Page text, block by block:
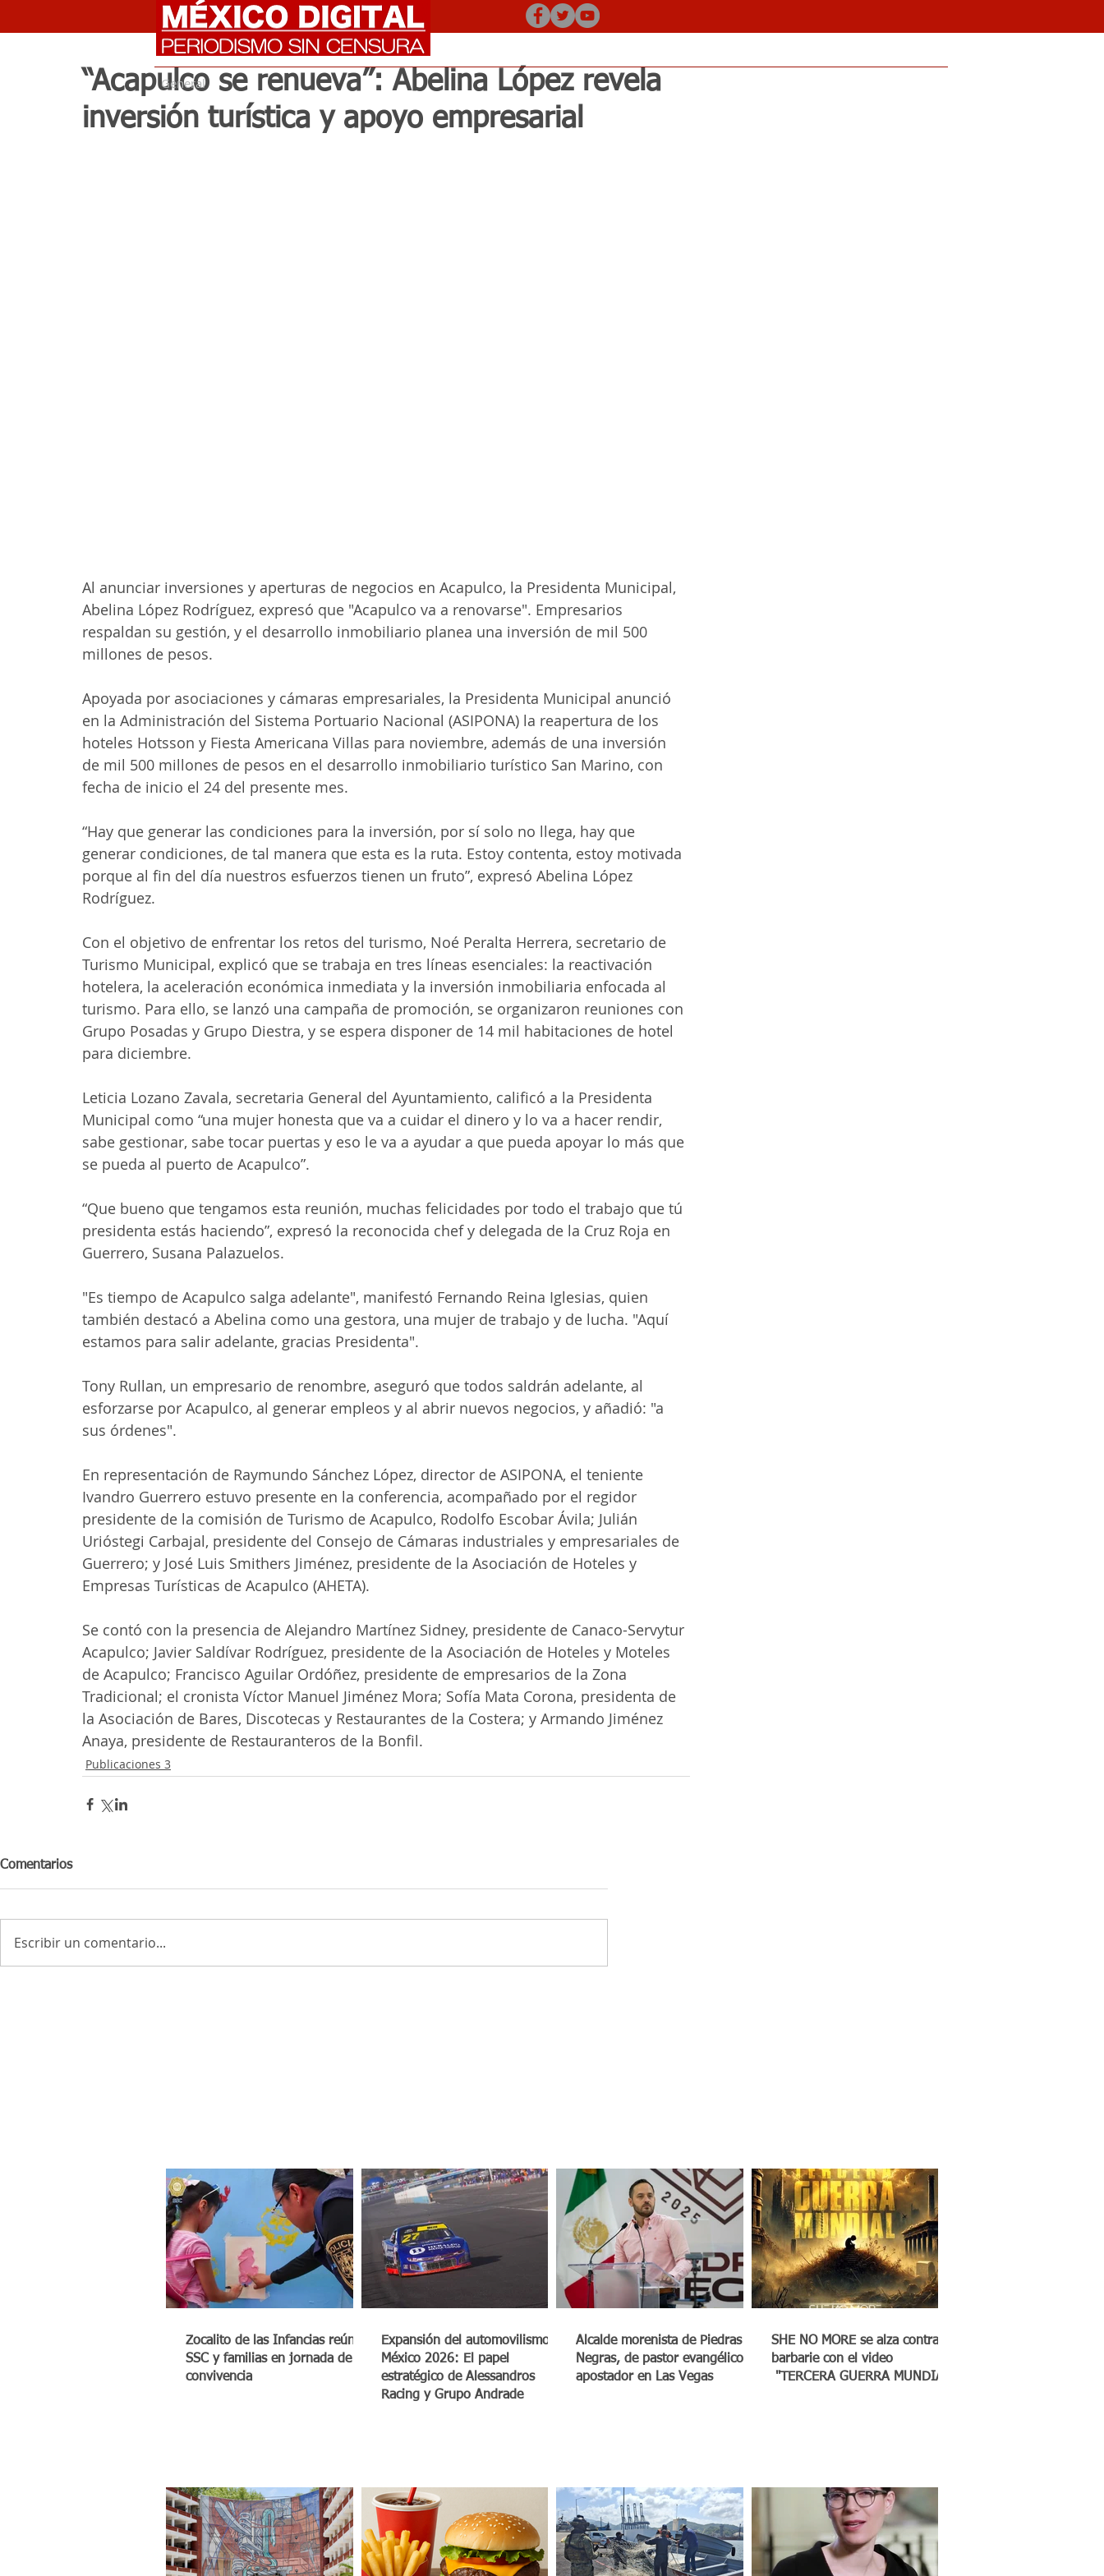
General
“Acapulco se renueva”: Abelina López revela
inversión turística y apoyo empresarial
Al anunciar inversiones y aperturas de negocios en Acapulco, la Presidenta Municipal,
Abelina López Rodríguez, expresó que "Acapulco va a renovarse". Empresarios
respaldan su gestión, y el desarrollo inmobiliario planea una inversión de mil 500
millones de pesos.
Apoyada por asociaciones y cámaras empresariales, la Presidenta Municipal anunció
en la Administración del Sistema Portuario Nacional (ASIPONA) la reapertura de los
hoteles Hotsson y Fiesta Americana Villas para noviembre, además de una inversión
de mil 500 millones de pesos en el desarrollo inmobiliario turístico San Marino, con
fecha de inicio el 24 del presente mes.
“Hay que generar las condiciones para la inversión, por sí solo no llega, hay que
generar condiciones, de tal manera que esta es la ruta. Estoy contenta, estoy motivada
porque al fin del día nuestros esfuerzos tienen un fruto”, expresó Abelina López
Rodríguez.
Con el objetivo de enfrentar los retos del turismo, Noé Peralta Herrera, secretario de
Turismo Municipal, explicó que se trabaja en tres líneas esenciales: la reactivación
hotelera, la aceleración económica inmediata y la inversión inmobiliaria enfocada al
turismo. Para ello, se lanzó una campaña de promoción, se organizaron reuniones con
Grupo Posadas y Grupo Diestra, y se espera disponer de 14 mil habitaciones de hotel
para diciembre.
Leticia Lozano Zavala, secretaria General del Ayuntamiento, calificó a la Presidenta
Municipal como “una mujer honesta que va a cuidar el dinero y lo va a hacer rendir,
sabe gestionar, sabe tocar puertas y eso le va a ayudar a que pueda apoyar lo más que
se pueda al puerto de Acapulco”.
“Que bueno que tengamos esta reunión, muchas felicidades por todo el trabajo que tú
presidenta estás haciendo”, expresó la reconocida chef y delegada de la Cruz Roja en
Guerrero, Susana Palazuelos.
"Es tiempo de Acapulco salga adelante", manifestó Fernando Reina Iglesias, quien
también destacó a Abelina como una gestora, una mujer de trabajo y de lucha. "Aquí
estamos para salir adelante, gracias Presidenta".
Tony Rullan, un empresario de renombre, aseguró que todos saldrán adelante, al
esforzarse por Acapulco, al generar empleos y al abrir nuevos negocios, y añadió: "a
sus órdenes".
En representación de Raymundo Sánchez López, director de ASIPONA, el teniente
Ivandro Guerrero estuvo presente en la conferencia, acompañado por el regidor
presidente de la comisión de Turismo de Acapulco, Rodolfo Escobar Ávila; Julián
Urióstegi Carbajal, presidente del Consejo de Cámaras industriales y empresariales de
Guerrero; y José Luis Smithers Jiménez, presidente de la Asociación de Hoteles y
Empresas Turísticas de Acapulco (AHETA).
Se contó con la presencia de Alejandro Martínez Sidney, presidente de Canaco-Servytur
Acapulco; Javier Saldívar Rodríguez, presidente de la Asociación de Hoteles y Moteles
de Acapulco; Francisco Aguilar Ordóñez, presidente de empresarios de la Zona
Tradicional; el cronista Víctor Manuel Jiménez Mora; Sofía Mata Corona, presidenta de
la Asociación de Bares, Discotecas y Restaurantes de la Costera; y Armando Jiménez
Anaya, presidente de Restauranteros de la Bonfil.
Publicaciones 3
Comentarios
Escribir un comentario...
Zocalito de las Infancias reúne a
SSC y familias en jornada de
convivencia
Expansión del automovilismo en
México 2026: El papel
estratégico de Alessandros
Racing y Grupo Andrade
Alcalde morenista de Piedras
Negras, de pastor evangélico a
apostador en Las Vegas
SHE NO MORE se alza contra la
barbarie con el video
"TERCERA GUERRA MUNDIAL"